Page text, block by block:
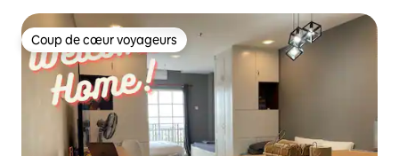
Coup de cœur voyageurs
Coup de cœur voyageurs